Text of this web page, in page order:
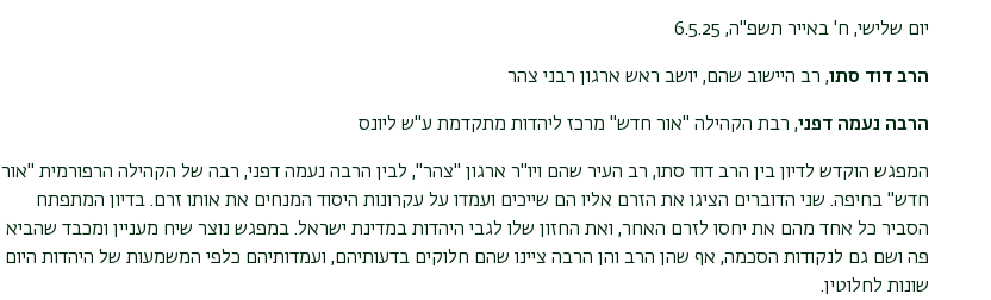
יום שלישי, ח' באייר תשפ"ה, 6.5.25
הרב דוד סתו, רב היישוב שהם, יושב ראש ארגון רבני צהר
הרבה נעמה דפני, רבת הקהילה "אור חדש" מרכז ליהדות מתקדמת ע"ש ליונס
המפגש הוקדש לדיון בין הרב דוד סתו, רב העיר שהם ויו"ר ארגון "צהר", לבין הרבה נעמה דפני, רבה של הקהילה הרפורמית "אור
חדש" בחיפה. שני הדוברים הציגו את הזרם אליו הם שייכים ועמדו על עקרונות היסוד המנחים את אותו זרם. בדיון המתפתח
הסביר כל אחד מהם את יחסו לזרם האחר, ואת החזון שלו לגבי היהדות במדינת ישראל. במפגש נוצר שיח מעניין ומכבד שהביא
פה ושם גם לנקודות הסכמה, אף שהן הרב והן הרבה ציינו שהם חלוקים בדעותיהם, ועמדותיהם כלפי המשמעות של היהדות היום
שונות לחלוטין.